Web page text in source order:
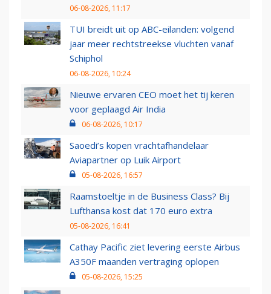
06-08-2026, 11:17
TUI breidt uit op ABC-eilanden: volgend
jaar meer rechtstreekse vluchten vanaf
Schiphol
06-08-2026, 10:24
Nieuwe ervaren CEO moet het tij keren
voor geplaagd Air India
06-08-2026, 10:17
Saoedi’s kopen vrachtafhandelaar
Aviapartner op Luik Airport
05-08-2026, 16:57
Raamstoeltje in de Business Class? Bij
Lufthansa kost dat 170 euro extra
05-08-2026, 16:41
Cathay Pacific ziet levering eerste Airbus
A350F maanden vertraging oplopen
05-08-2026, 15:25